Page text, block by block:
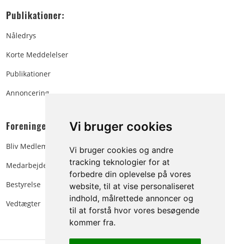
Vi bruger cookies
Vi bruger cookies og andre
tracking teknologier for at
forbedre din oplevelse på vores
website, til at vise personaliseret
indhold, målrettede annoncer og
til at forstå hvor vores besøgende
kommer fra.
Publikationer:
Nåledrys
Korte Meddelelser
Publikationer
Annoncering
Foreningen:
Bliv Medlem
Medarbejdere
Bestyrelse
Vedtægter